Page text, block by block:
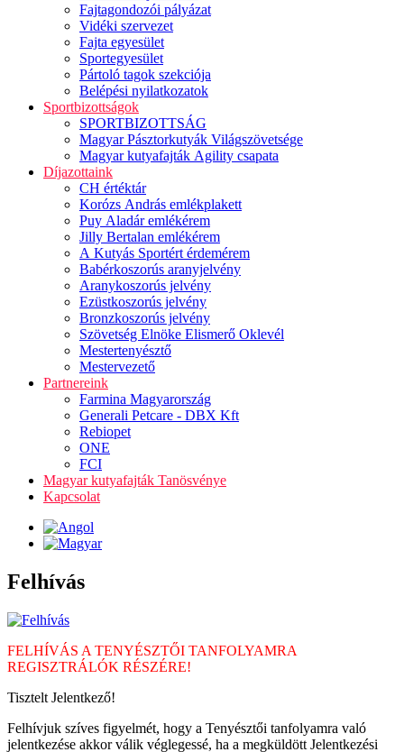
Fajtagondozói pályázat
Vidéki szervezet
Fajta egyesület
Sportegyesület
Pártoló tagok szekciója
Belépési nyilatkozatok
Sportbizottságok
SPORTBIZOTTSÁG
Magyar Pásztorkutyák Világszövetsége
Magyar kutyafajták Agility csapata
Díjazottaink
CH értéktár
Korózs András emlékplakett
Puy Aladár emlékérem
Jilly Bertalan emlékérem
A Kutyás Sportért érdemérem
Babérkoszorús aranyjelvény
Aranykoszorús jelvény
Ezüstkoszorús jelvény
Bronzkoszorús jelvény
Szövetség Elnöke Elismerő Oklevél
Mestertenyésztő
Mestervezető
Partnereink
Farmina Magyarország
Generali Petcare - DBX Kft
Rebiopet
ONE
FCI
Magyar kutyafajták Tanösvénye
Kapcsolat
Felhívás
FELHÍVÁS A TENYÉSZTŐI TANFOLYAMRA
REGISZTRÁLÓK RÉSZÉRE!
Tisztelt Jelentkező!
Felhívjuk szíves figyelmét, hogy a Tenyésztői tanfolyamra való
jelentkezése akkor válik véglegessé, ha a megküldött Jelentkezési